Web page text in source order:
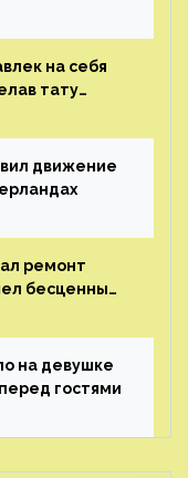
на себя
тату
движение
ремонт
бесценные
на девушке
гостями